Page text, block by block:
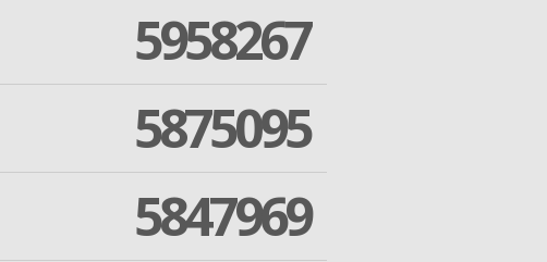
5958267
5875095
5847969